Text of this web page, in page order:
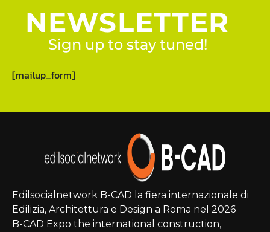
NEWSLETTER
Sign up to stay tuned!
[mailup_form]
Edilsocialnetwork B-CAD la fiera internazionale di
Edilizia, Architettura e Design a Roma nel 2026
B-CAD Expo the international construction,